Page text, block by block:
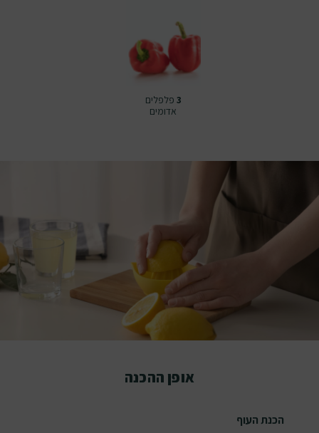
3 פלפלים
אדומים
אופן ההכנה
הכנת העוף